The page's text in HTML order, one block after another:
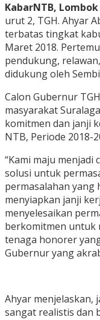
KabarNTB,
urut 2, TGH. Ahyar
terbatas tingkat
Maret 2018.
pendukung,
didukung oleh
Calon Gubernur
masyarakat
komitmen dan janji
NTB, Periode 2018-
“Kami maju
solusi untuk
permasalahan yang
menyiapkan janji
menyelesaikan
berkomitmen untuk
tenaga honorer
Gubernur yang
Ahyar menjelaskan,
sangat realistis dan